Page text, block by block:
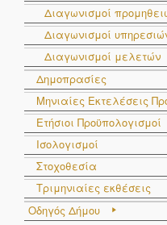
Διαγωνισμοί
Διαγωνισμοί
Διαγωνισμοί μελετών
Δημοπρασίες
Μηνιαίες Εκτελέσεις
Ετήσιοι Προϋπολογισμοί
Ισολογισμοί
Στοχοθεσία
Τριμηνιαίες εκθέσεις
Οδηγός Δήμου